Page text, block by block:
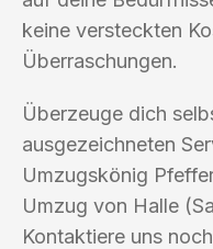
keine versteckten
Überraschungen.
Überzeuge dich
ausgezeichneten
Umzugskönig
Umzug von Halle
Kontaktiere uns